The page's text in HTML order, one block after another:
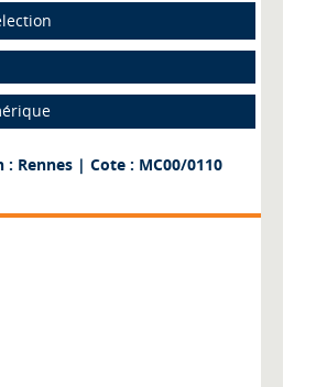
: Rennes | Cote : MC00/0110